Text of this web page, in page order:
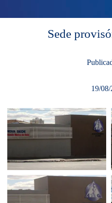
Sede
19/